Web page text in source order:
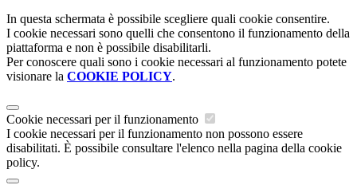
In questa schermata è possibile scegliere quali cookie consentire.
I cookie necessari sono quelli che consentono il funzionamento della
piattaforma e non è possibile disabilitarli.
Per conoscere quali sono i cookie necessari al funzionamento potete
visionare la COOKIE POLICY.
Cookie necessari per il funzionamento
I cookie necessari per il funzionamento non possono essere
disabilitati. È possibile consultare l'elenco nella pagina della cookie
policy.